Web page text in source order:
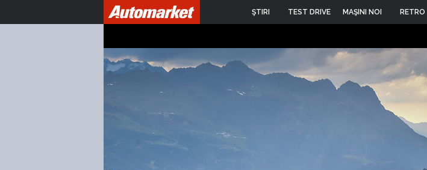
ŞTIRI TEST DRIVE MAŞINI NOI RETRO